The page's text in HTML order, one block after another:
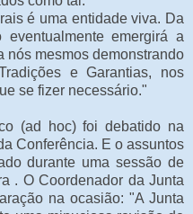
é uma entidade viva. Da
emergirá a
nós mesmos demonstrando
e Garantias, nos
se fizer necessário."
(ad hoc) foi debatido na
Conferência. E o assuntos
durante uma sessão de
. O Coordenador da Junta
na ocasião: "A Junta